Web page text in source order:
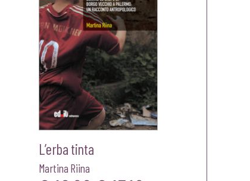
L’erba tinta
Martina Riina